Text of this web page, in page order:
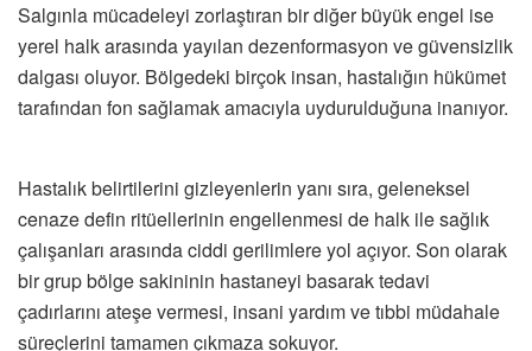
Salgınla mücadeleyi zorlaştıran bir diğer büyük engel ise
yerel halk arasında yayılan dezenformasyon ve güvensizlik
dalgası oluyor. Bölgedeki birçok insan, hastalığın hükümet
tarafından fon sağlamak amacıyla uydurulduğuna inanıyor.
Hastalık belirtilerini gizleyenlerin yanı sıra, geleneksel
cenaze defin ritüellerinin engellenmesi de halk ile sağlık
çalışanları arasında ciddi gerilimlere yol açıyor. Son olarak
bir grup bölge sakininin hastaneyi basarak tedavi
çadırlarını ateşe vermesi, insani yardım ve tıbbi müdahale
süreçlerini tamamen çıkmaza sokuyor.